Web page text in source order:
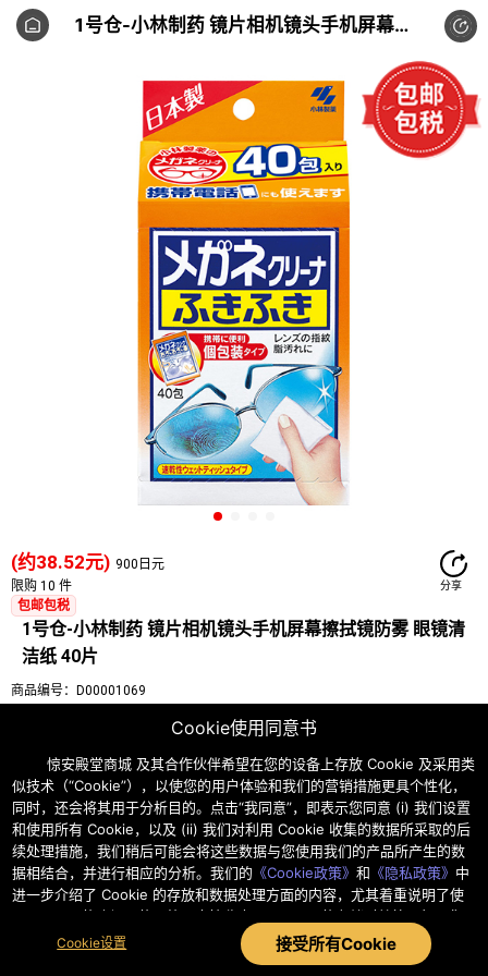
1号仓-小林制药 镜片相机镜头手机屏幕擦拭镜防雾 眼镜清洁纸 40片
(约38.52元) 900日元
限购 10 件
分享
包邮包税
1号仓-小林制药 镜片相机镜头手机屏幕擦拭镜防雾 眼镜清
洁纸 40片
商品编号：D00001069
注册会员享受更多优惠 立即加入
服务 海外直邮 正品保障
品种丰富
发货仓库
日本直邮 1号仓库
用户评价
加入购物车
TOP
导航
Cookie使用同意书
惊安殿堂商城 及其合作伙伴希望在您的设备上存放 Cookie 及采用类
似技术（“Cookie”），以使您的用户体验和我们的营销措施更具个性化，
同时，还会将其用于分析目的。点击“我同意”，即表示您同意 (i) 我们设置
和使用所有 Cookie，以及 (ii) 我们对利用 Cookie 收集的数据所采取的后
续处理措施，我们稍后可能会将这些数据与您使用我们的产品所产生的数
据相结合，并进行相应的分析。我们的 《Cookie政策》和 《隐私政策》 中
进一步介绍了 Cookie 的存放和数据处理方面的内容，尤其着重说明了使
用 Cookie 的确切目的、第三方接收人及 Cookie 的存储时效等。如果您
要使用自己的偏好设置，请随时在 Cookie 设置中调整 Cookie 的存放。
Cookie设置 接受所有Cookie